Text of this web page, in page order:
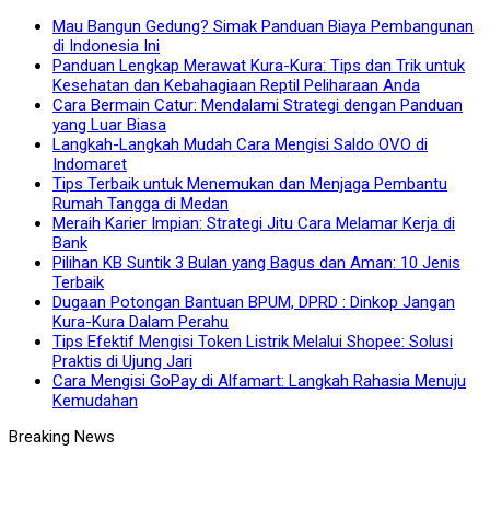
Mau Bangun Gedung? Simak Panduan Biaya Pembangunan
di Indonesia Ini
Panduan Lengkap Merawat Kura-Kura: Tips dan Trik untuk
Kesehatan dan Kebahagiaan Reptil Peliharaan Anda
Cara Bermain Catur: Mendalami Strategi dengan Panduan
yang Luar Biasa
Langkah-Langkah Mudah Cara Mengisi Saldo OVO di
Indomaret
Tips Terbaik untuk Menemukan dan Menjaga Pembantu
Rumah Tangga di Medan
Meraih Karier Impian: Strategi Jitu Cara Melamar Kerja di
Bank
Pilihan KB Suntik 3 Bulan yang Bagus dan Aman: 10 Jenis
Terbaik
Dugaan Potongan Bantuan BPUM, DPRD : Dinkop Jangan
Kura-Kura Dalam Perahu
Tips Efektif Mengisi Token Listrik Melalui Shopee: Solusi
Praktis di Ujung Jari
Cara Mengisi GoPay di Alfamart: Langkah Rahasia Menuju
Kemudahan